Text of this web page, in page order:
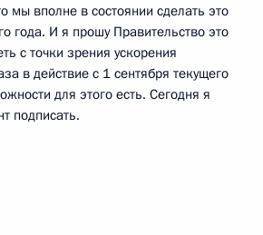
мы вполне в состоянии сделать это
года. И я прошу Правительство это
с точки зрения ускорения
в действие с 1 сентября текущего
для этого есть. Сегодня я
подписать.